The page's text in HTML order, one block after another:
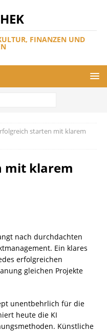
FINANZEN UND
starten mit klarem
mit klarem
nach durchdachten
Ein klares
erfolgreichen
gleichen Projekte
unentbehrlich für die
heute die KI
Künstliche